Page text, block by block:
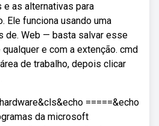
as alternativas para
Ele funciona usando uma
de. Web — basta salvar esse
e com a extenção. cmd
de trabalho, depois clicar
=====&echo
da microsoft